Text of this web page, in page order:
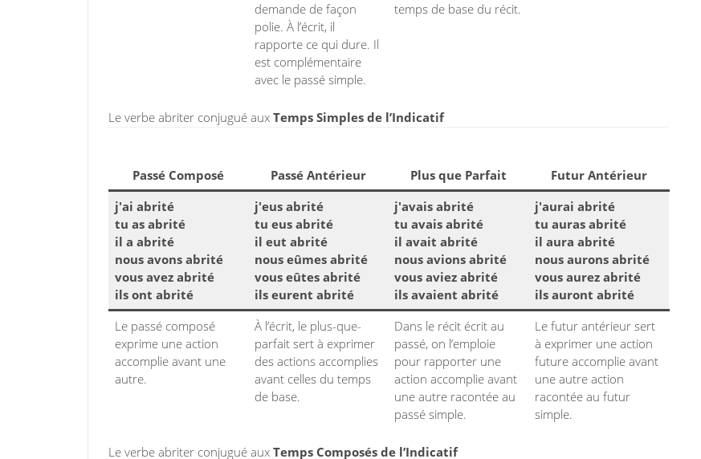
demande de façon
polie. À l’écrit, il
rapporte ce qui dure. Il
est complémentaire
avec le passé simple.
temps de base du récit.
Le verbe abriter conjugué aux Temps Simples de l’Indicatif
Passé Composé Passé Antérieur Plus que Parfait
Futur Antérieur
j'ai abrité
tu as abrité
il a abrité
nous avons abrité
vous avez abrité
ils ont abrité
j'eus abrité
tu eus abrité
il eut abrité
nous eûmes abrité
vous eûtes abrité
ils eurent abrité
j'avais abrité
tu avais abrité
il avait abrité
nous avions abrité
vous aviez abrité
ils avaient abrité
j'aurai abrité
tu auras abrité
il aura abrité
nous aurons abrité
vous aurez abrité
ils auront abrité
Le passé composé
exprime une action
accomplie avant une
autre.
À l’écrit, le plus-que-
parfait sert à exprimer
des actions accomplies
avant celles du temps
de base.
Dans le récit écrit au
passé, on l’emploie
pour rapporter une
action accomplie avant
une autre racontée au
passé simple.
Le futur antérieur sert
à exprimer une action
future accomplie avant
une autre action
racontée au futur
simple.
Le verbe abriter conjugué aux Temps Composés de l’Indicatif